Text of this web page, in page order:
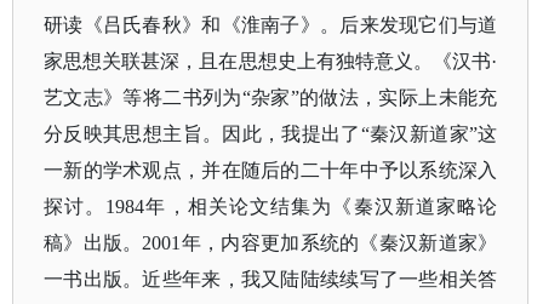
研读《吕氏春秋》和《淮南子》。后来发现它们与道
家思想关联甚深，且在思想史上有独特意义。《汉书·
艺文志》等将二书列为“杂家”的做法，实际上未能充
分反映其思想主旨。因此，我提出了“秦汉新道家”这
一新的学术观点，并在随后的二十年中予以系统深入
探讨。1984年，相关论文结集为《秦汉新道家略论
稿》出版。2001年，内容更加系统的《秦汉新道家》
一书出版。近些年来，我又陆陆续续写了一些相关答